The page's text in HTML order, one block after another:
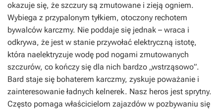
okazuje się, że szczury są zmutowane i zieją ogniem.
Wybiega z przypalonym tyłkiem, otoczony rechotem
bywalców karczmy. Nie poddaje się jednak – wraca i
odkrywa, że jest w stanie przywołać elektryczną istotę,
która naelektryzuje wodę pod nogami zmutowanych
szczurów, co kończy się dla nich bardzo „wstrząsowo”.
Bard staje się bohaterem karczmy, zyskuje poważanie i
zainteresowanie ładnych kelnerek. Nasz heros jest sprytny.
Często pomaga właścicielom zajazdów w pozbywaniu się